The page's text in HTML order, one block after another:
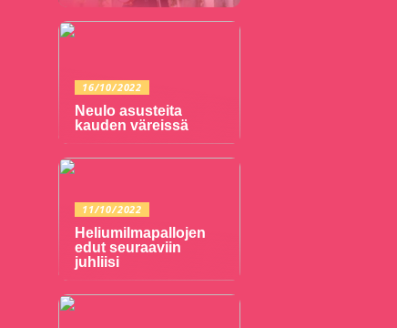
16/10/2022
Neulo asusteita
kauden väreissä
11/10/2022
Heliumilmapallojen
edut seuraaviin
juhliisi